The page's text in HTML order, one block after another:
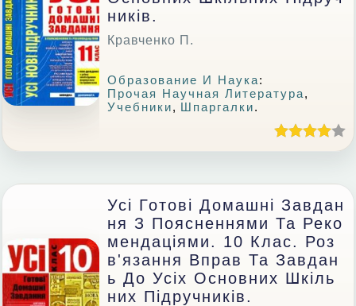
Ників.
Кравченко П.
Образование И Наука:
Прочая Научная Литература,
Учебники, Шпаргалки.
Усі Готові Домашні Завдан
Ня З Поясненнями Та Реко
Мендаціями. 10 Клас. Роз
В'язання Вправ Та Завдан
Ь До Усіх Основних Шкіль
Них Підручників.